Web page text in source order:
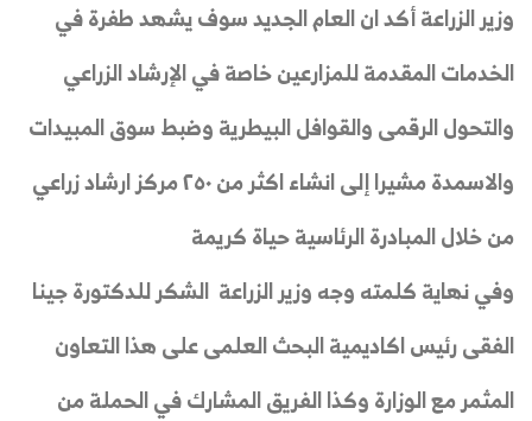
وزير الزراعة أكد ان العام الجديد سوف يشهد طفرة في
الخدمات المقدمة للمزارعين خاصة في الإرشاد الزراعي
والتحول الرقمى والقوافل البيطرية وضبط سوق المبيدات
والاسمدة مشيرا إلى انشاء اكثر من ٢٥٠ مركز ارشاد زراعي
من خلال المبادرة الرئاسية حياة كريمة
وفي نهاية كلمته وجه وزير الزراعة الشكر للدكتورة جينا
الفقى رئيس اكاديمية البحث العلمى على هذا التعاون
المثمر مع الوزارة وكذا الفريق المشارك في الحملة من